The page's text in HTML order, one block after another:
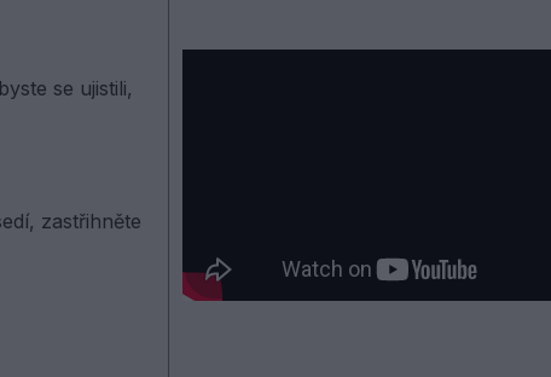
se ujistili,
zastřihněte